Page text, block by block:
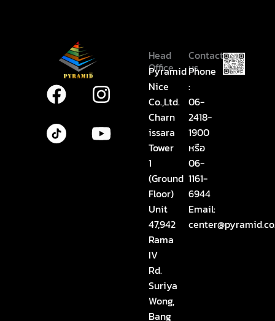
F
a
c
e
I
s
Y
u
Head
Office
Pyramid
Nice
Co.,Ltd.
Charn
issara
Tower
1
(Ground
Floor)
Unit
47,942
Rama
IV
Rd.
Suriya
Wong,
Bang
Contact
us
Phone
:
06-
2418-
1900
หรือ
06-
1161-
6944
Email: